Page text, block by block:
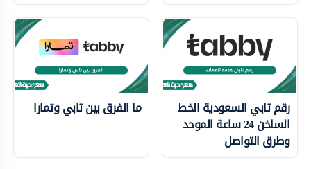
رقم تابي السعودية الخط
الساخن 24 ساعة الموحد
وطرق التواصل
ما الفرق بين تابي وتمارا